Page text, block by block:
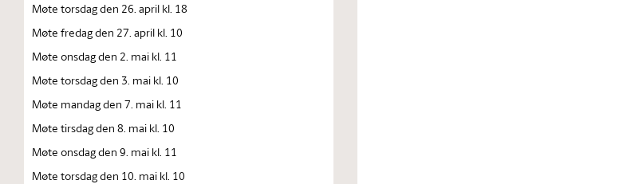
Møte torsdag den 26. april kl. 18
Møte fredag den 27. april kl. 10
Møte onsdag den 2. mai kl. 11
Møte torsdag den 3. mai kl. 10
Møte mandag den 7. mai kl. 11
Møte tirsdag den 8. mai kl. 10
Møte onsdag den 9. mai kl. 11
Møte torsdag den 10. mai kl. 10